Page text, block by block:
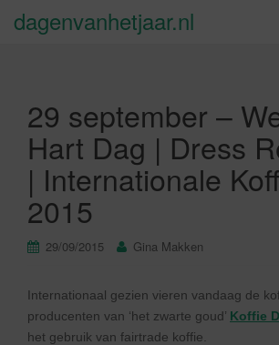
dagenvanhetjaar.nl
29 september –
Hart Dag | Dress
| Internationale
2015
29/09/2015 Gina Makken
Internationaal gezien vieren vandaag de
producenten van ‘het zwarte goud’ Koffie
het gebruik van fairtrade koffie.